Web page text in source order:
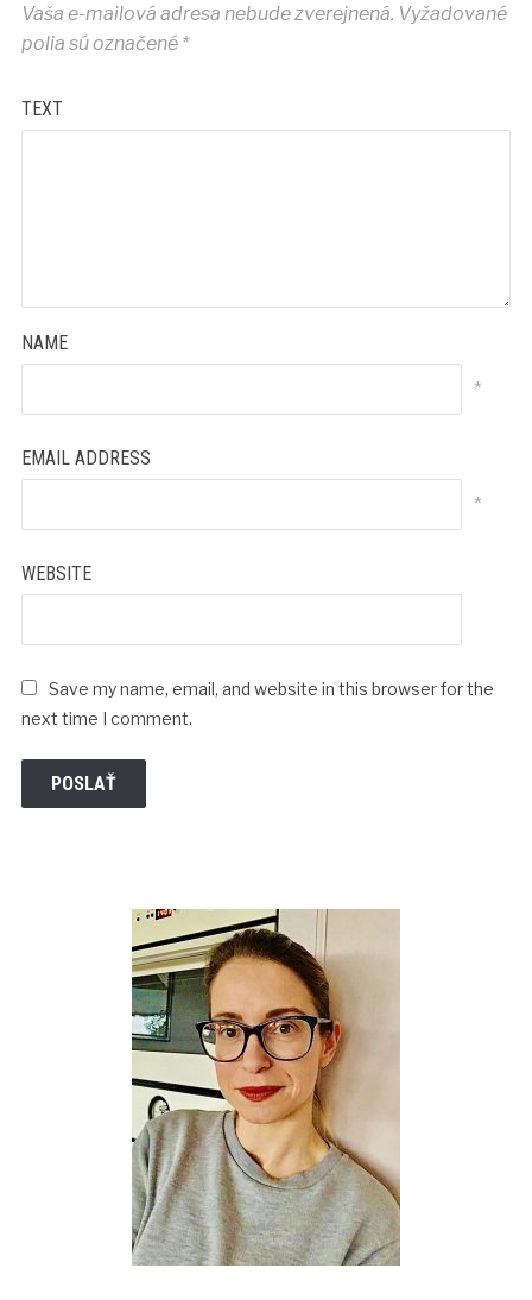
Vaša e-mailová adresa nebude zverejnená. Vyžadované
polia sú označené *
TEXT
NAME
*
EMAIL ADDRESS
*
WEBSITE
Save my name, email, and website in this browser for the
next time I comment.